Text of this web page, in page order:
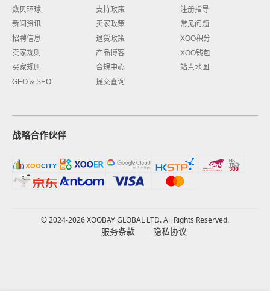
数贝环球
新闻资讯
招聘信息
卖家规则
买家规则
GEO & SEO
支持政策
卖家政策
退货政策
产品博客
合規中心
提交查询
注册指导
常见问题
XOO积分
XOO钱包
站点地图
战略合作伙伴
© 2024-2026 XOOBAY GLOBAL LTD. All Rights Reserved.
服务条款 隐私协议